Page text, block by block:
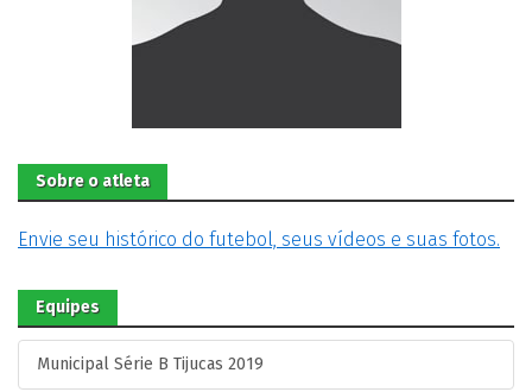
Sobre o atleta
Envie seu histórico do futebol, seus vídeos e suas fotos.
Equipes
Municipal Série B Tijucas 2019